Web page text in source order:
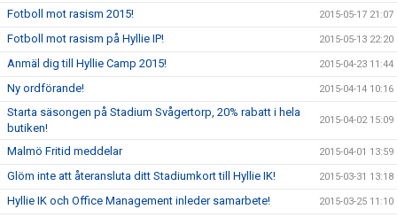
Fotboll mot rasism 2015! 2015-05-17 21:07
Fotboll mot rasism på Hyllie IP! 2015-05-13 22:20
Anmäl dig till Hyllie Camp 2015! 2015-04-23 11:44
Ny ordförande! 2015-04-14 10:16
Starta säsongen på Stadium Svågertorp, 20% rabatt i hela
butiken!
2015-04-02 15:09
Malmö Fritid meddelar 2015-04-01 13:59
Glöm inte att återansluta ditt Stadiumkort till Hyllie IK! 2015-03-31 13:18
Hyllie IK och Office Management inleder samarbete! 2015-03-25 11:10